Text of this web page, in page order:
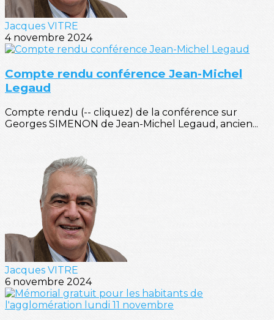
Jacques VITRE
4 novembre 2024
Compte rendu conférence Jean-Michel
Legaud
Compte rendu (-- cliquez) de la conférence sur
Georges SIMENON de Jean-Michel Legaud, ancien...
Jacques VITRE
6 novembre 2024